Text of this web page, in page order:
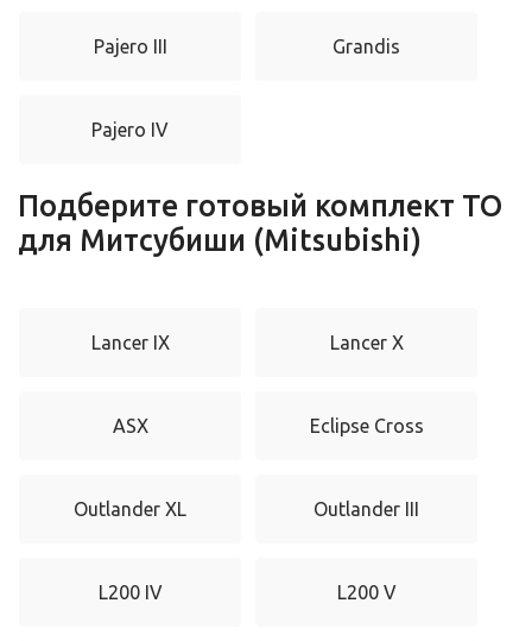
Pajero III Grandis
Pajero IV
Подберите готовый комплект ТО
для Митсубиши (Mitsubishi)
Lancer IX Lancer X
ASX Eclipse Cross
Outlander XL Outlander III
L200 IV L200 V